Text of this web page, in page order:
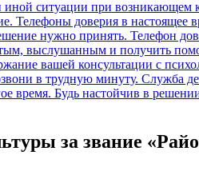
за звание